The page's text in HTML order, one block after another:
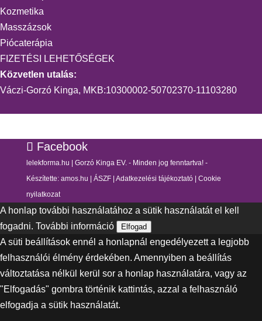
Kozmetika
Masszázsok
Piócaterápia
FIZETÉSI LEHETŐSÉGEK
Közvetlen utalás:
Váczi-Gorzó Kinga, MKB:10300002-50702370-11103280
Facebook
lelekforma.hu | Gorzó Kinga EV. - Minden jog fenntartva! -
Készítette: amos.hu ÁSZF| Adatkezelési tájékoztató| Cookie
nyilatkozat
A honlap további használatához a sütik használatát el kell
fogadni. További információ Elfogad
A süti beállítások ennél a honlapnál engedélyezett a legjobb
felhasználói élmény érdekében. Amennyiben a beállítás
változtatása nélkül kerül sor a honlap használatára, vagy az
"Elfogadás" gombra történik kattintás, azzal a felhasználó
elfogadja a sütik használatát.